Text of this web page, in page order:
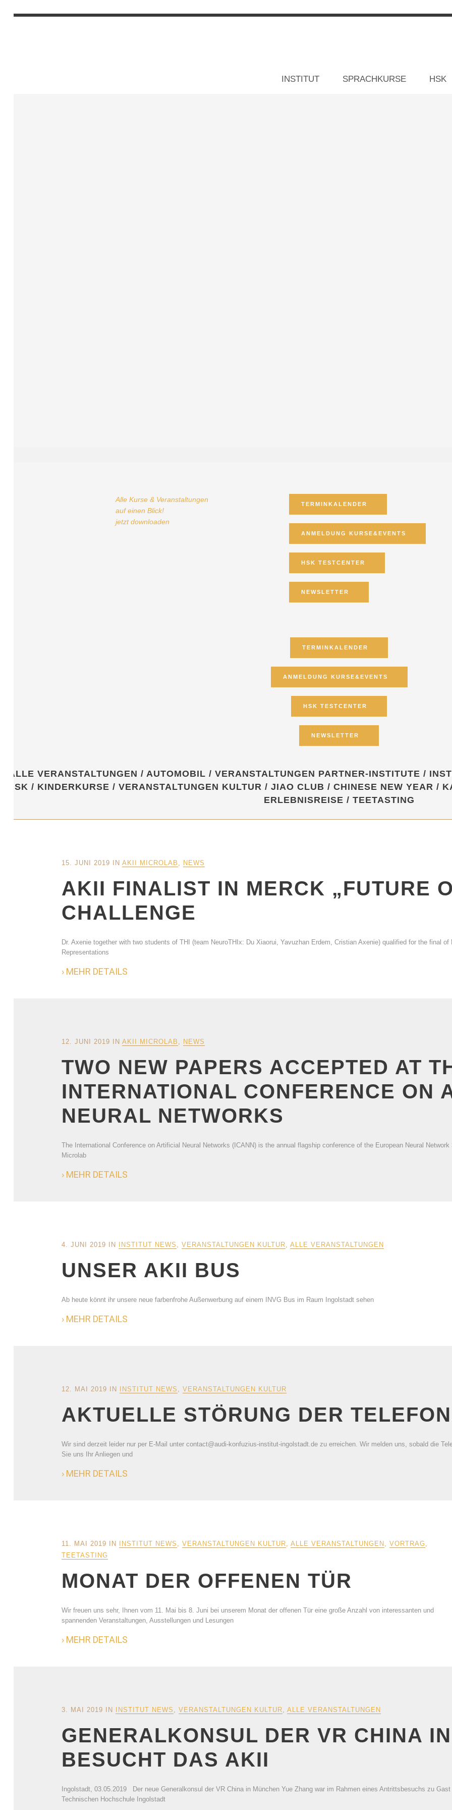
INSTITUT SPRACHKURSE HSK
Alle Kurse & Veranstaltungen
auf einen Blick!
jetzt downloaden
TERMINKALENDER
ANMELDUNG KURSE&EVENTS
HSK TESTCENTER
NEWSLETTER
TERMINKALENDER
ANMELDUNG KURSE&EVENTS
HSK TESTCENTER
NEWSLETTER
ALLE VERANSTALTUNGEN / AUTOMOBIL / VERANSTALTUNGEN PARTNER-INSTITUTE /
HSK / KINDERKURSE / VERANSTALTUNGEN KULTUR / JIAO CLUB / CHINESE NEW YEAR /
ERLEBNISREISE / TEETASTING
15. JUNI 2019 IN AKII MICROLAB NEWS
AKII FINALIST IN MERCK „FUTURE
CHALLENGE
Dr. Axenie together with two students of THI (team NeuroTHIx: Du Xiaorui, Yavuzhan Erdem, Cristian Axenie) qualified for the final
Representations
› MEHR DETAILS
12. JUNI 2019 IN AKII MICROLAB NEWS
TWO NEW PAPERS ACCEPTED AT
INTERNATIONAL CONFERENCE ON
NEURAL NETWORKS
The International Conference on Artificial Neural Networks (ICANN) is the annual flagship conference of the European Neural
Microlab
› MEHR DETAILS
4. JUNI 2019 IN INSTITUT NEWS VERANSTALTUNGEN KULTUR ALLE VERANSTALTUNGEN
UNSER AKII BUS
Ab heute könnt ihr unsere neue farbenfrohe Außenwerbung auf einem INVG Bus im Raum Ingolstadt sehen
› MEHR DETAILS
12. MAI 2019 IN INSTITUT NEWS VERANSTALTUNGEN KULTUR
AKTUELLE STÖRUNG DER
Wir sind derzeit leider nur per E-Mail unter contact@audi-konfuzius-institut-ingolstadt.de zu erreichen. Wir melden uns, sobald die
Sie uns Ihr Anliegen und
› MEHR DETAILS
11. MAI 2019 IN INSTITUT NEWS VERANSTALTUNGEN KULTUR ALLE VERANSTALTUNGEN VORTRAG
TEETASTING
MONAT DER OFFENEN TÜR
Wir freuen uns sehr, Ihnen vom 11. Mai bis 8. Juni bei unserem Monat der offenen Tür eine große Anzahl von interessanten und
spannenden Veranstaltungen, Ausstellungen und Lesungen
› MEHR DETAILS
3. MAI 2019 IN INSTITUT NEWS VERANSTALTUNGEN KULTUR ALLE VERANSTALTUNGEN
GENERALKONSUL DER VR CHINA
BESUCHT DAS AKII
Ingolstadt, 03.05.2019 Der neue Generalkonsul der VR China in München Yue Zhang war im Rahmen eines Antrittsbesuchs zu
Technischen Hochschule Ingolstadt